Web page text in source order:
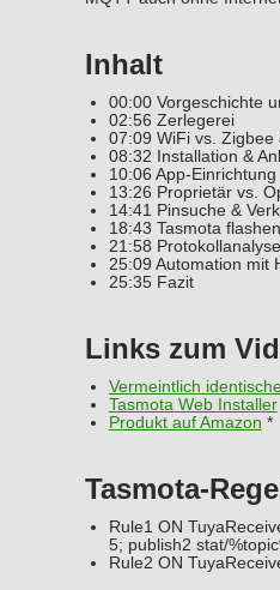
Inhalt
00:00 Vorgeschichte
02:56 Zerlegerei
07:09 WiFi vs. Zigbee
08:32 Installation &
10:06 App-Einrichtung
13:26 Proprietär vs.
14:41 Pinsuche &
18:43 Tasmota flashen
21:58 Protokollanalyse
25:09 Automation mit
25:35 Fazit
Links zum
Vermeintlich
Tasmota Web Installer
Produkt auf Amazon *
Tasmota-
Rule1 ON
5; publish2 stat/
Rule2 ON